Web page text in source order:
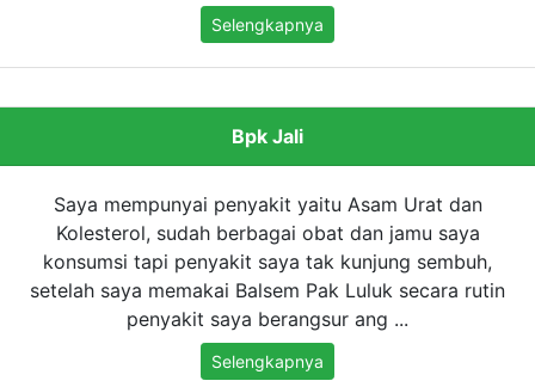
Selengkapnya
Bpk Jali
Saya mempunyai penyakit yaitu Asam Urat dan
Kolesterol, sudah berbagai obat dan jamu saya
konsumsi tapi penyakit saya tak kunjung sembuh,
setelah saya memakai Balsem Pak Luluk secara rutin
penyakit saya berangsur ang ...
Selengkapnya